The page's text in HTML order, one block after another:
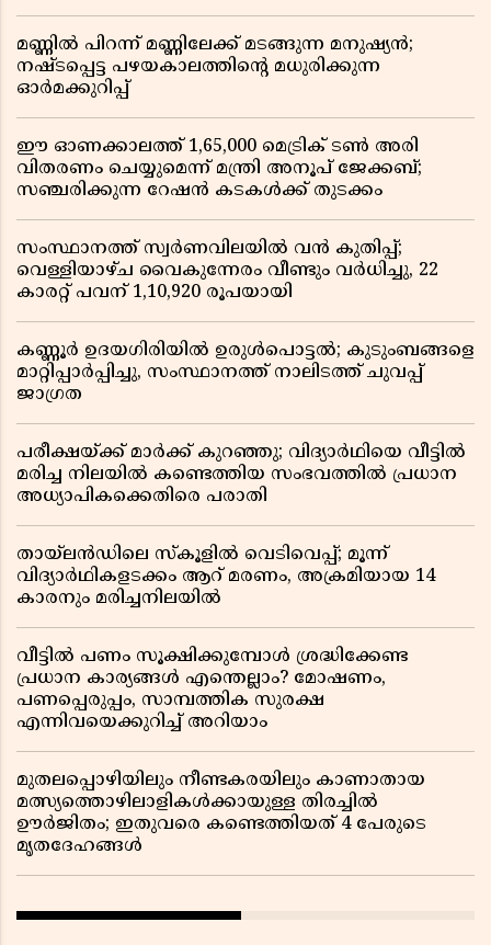
മണ്ണിൽ പിറന്ന് മണ്ണിലേക്ക് മടങ്ങുന്ന മനുഷ്യൻ;
നഷ്ടപ്പെട്ട പഴയകാലത്തിൻ്റെ മധുരിക്കുന്ന
ഓർമക്കുറിപ്പ്
ഈ ഓണക്കാലത്ത് 1,65,000 മെട്രിക് ടൺ അരി
വിതരണം ചെയ്യുമെന്ന് മന്ത്രി അനൂപ് ജേക്കബ്;
സഞ്ചരിക്കുന്ന റേഷൻ കടകൾക്ക് തുടക്കം
സംസ്ഥാനത്ത് സ്വർണവിലയിൽ വൻ കുതിപ്പ്;
വെള്ളിയാഴ്ച വൈകുന്നേരം വീണ്ടും വർധിച്ചു, 22
കാരറ്റ് പവന് 1,10,920 രൂപയായി
കണ്ണൂർ ഉദയഗിരിയിൽ ഉരുൾപൊട്ടൽ; കുടുംബങ്ങളെ
മാറ്റിപ്പാർപ്പിച്ചു, സംസ്ഥാനത്ത് നാലിടത്ത് ചുവപ്പ്
ജാഗ്രത
പരീക്ഷയ്ക്ക് മാർക്ക് കുറഞ്ഞു; വിദ്യാർഥിയെ വീട്ടിൽ
മരിച്ച നിലയിൽ കണ്ടെത്തിയ സംഭവത്തിൽ പ്രധാന
അധ്യാപികക്കെതിരെ പരാതി
തായ്‌ലൻഡിലെ സ്‌കൂളിൽ വെടിവെപ്പ്; മൂന്ന്
വിദ്യാർഥികളടക്കം ആറ് മരണം, അക്രമിയായ 14
കാരനും മരിച്ചനിലയിൽ
വീട്ടിൽ പണം സൂക്ഷിക്കുമ്പോൾ ശ്രദ്ധിക്കേണ്ട
പ്രധാന കാര്യങ്ങൾ എന്തെല്ലാം? മോഷണം,
പണപ്പെരുപ്പം, സാമ്പത്തിക സുരക്ഷ
എന്നിവയെക്കുറിച്ച് അറിയാം
മുതലപ്പൊഴിയിലും നീണ്ടകരയിലും കാണാതായ
മത്സ്യത്തൊഴിലാളികൾക്കായുള്ള തിരച്ചിൽ
ഊർജിതം; ഇതുവരെ കണ്ടെത്തിയത് 4 പേരുടെ
മൃതദേഹങ്ങൾ